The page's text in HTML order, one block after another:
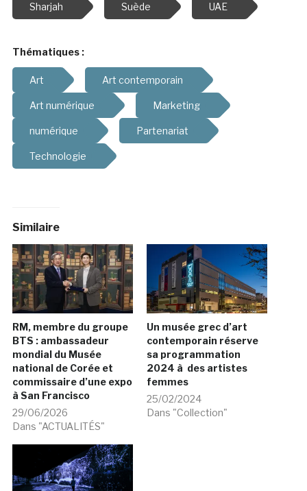
Sharjah Suède UAE
Thématiques :
Art Art contemporain
Art numérique Marketing
numérique Partenariat
Technologie
Similaire
RM, membre du groupe
BTS : ambassadeur
mondial du Musée
national de Corée et
commissaire d’une expo
à San Francisco
29/06/2026
Dans "ACTUALITÉS"
Un musée grec d’art
contemporain réserve
sa programmation
2024 à des artistes
femmes
25/02/2024
Dans "Collection"